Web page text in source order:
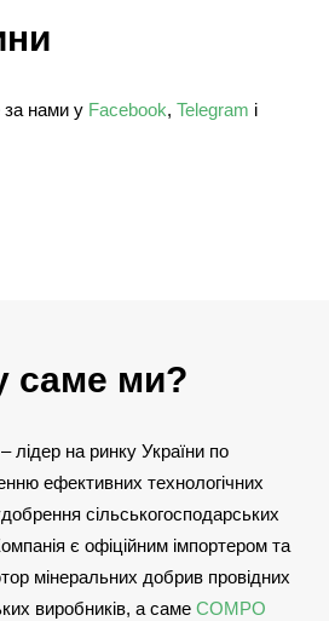
за нами у Facebook, Telegram і
саме ми?
лідер на ринку України по
ефективних технологічних
сільськогосподарських
є офіційним імпортером та
мінеральних добрив провідних
виробників, а саме COMPO